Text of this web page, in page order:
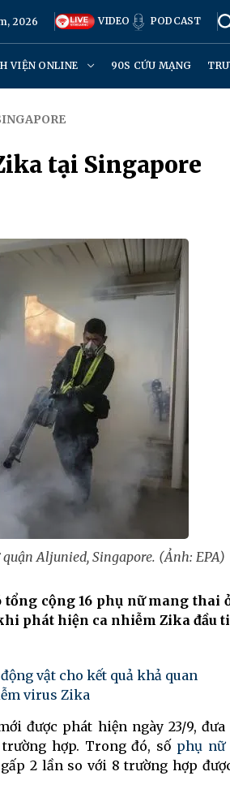
2026 VIDEO PODCAST
VIỆN ONLINE 90S CỨU MẠNG
tại Singapore
Aljunied, Singapore. (Ảnh: EPA)
tổng cộng 16 phụ nữ mang thai
phát hiện ca nhiễm Zika đầu
vật cho kết quả khả quan
virus Zika
được phát hiện ngày 23/9, đưa
hợp. Trong đó, số phụ nữ
2 lần so với 8 trường hợp